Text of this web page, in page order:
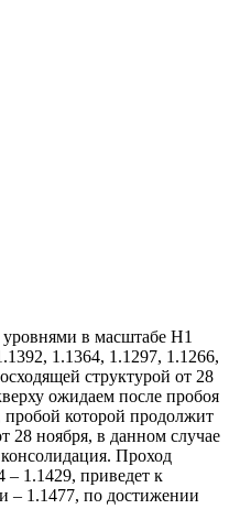
в масштабе Н1
1.1364, 1.1297, 1.1266,
структурой от 28
ожидаем после пробоя
пробой которой продолжит
28 ноября, в данном случае
Проход
– 1.1429, приведет к
– 1.1477, по достижении